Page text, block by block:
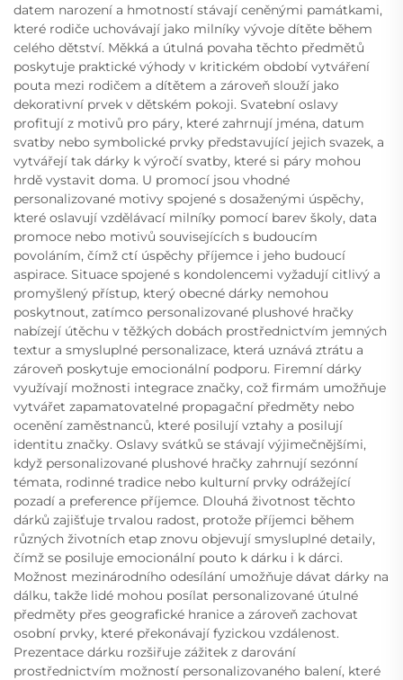
datem narození a hmotností stávají ceněnými památkami,
které rodiče uchovávají jako milníky vývoje dítěte během
celého dětství. Měkká a útulná povaha těchto předmětů
poskytuje praktické výhody v kritickém období vytváření
pouta mezi rodičem a dítětem a zároveň slouží jako
dekorativní prvek v dětském pokoji. Svatební oslavy
profitují z motivů pro páry, které zahrnují jména, datum
svatby nebo symbolické prvky představující jejich svazek, a
vytvářejí tak dárky k výročí svatby, které si páry mohou
hrdě vystavit doma. U promocí jsou vhodné
personalizované motivy spojené s dosaženými úspěchy,
které oslavují vzdělávací milníky pomocí barev školy, data
promoce nebo motivů souvisejících s budoucím
povoláním, čímž ctí úspěchy příjemce i jeho budoucí
aspirace. Situace spojené s kondolencemi vyžadují citlivý a
promyšlený přístup, který obecné dárky nemohou
poskytnout, zatímco personalizované plushové hračky
nabízejí útěchu v těžkých dobách prostřednictvím jemných
textur a smysluplné personalizace, která uznává ztrátu a
zároveň poskytuje emocionální podporu. Firemní dárky
využívají možnosti integrace značky, což firmám umožňuje
vytvářet zapamatovatelné propagační předměty nebo
ocenění zaměstnanců, které posilují vztahy a posilují
identitu značky. Oslavy svátků se stávají výjimečnějšími,
když personalizované plushové hračky zahrnují sezónní
témata, rodinné tradice nebo kulturní prvky odrážející
pozadí a preference příjemce. Dlouhá životnost těchto
dárků zajišťuje trvalou radost, protože příjemci během
různých životních etap znovu objevují smysluplné detaily,
čímž se posiluje emocionální pouto k dárku i k dárci.
Možnost mezinárodního odesílání umožňuje dávat dárky na
dálku, takže lidé mohou posílat personalizované útulné
předměty přes geografické hranice a zároveň zachovat
osobní prvky, které překonávají fyzickou vzdálenost.
Prezentace dárku rozšiřuje zážitek z darování
prostřednictvím možností personalizovaného balení, které